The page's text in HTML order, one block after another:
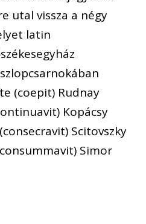
utal vissza a négy
latin
(coepit) Rudnay
Kopácsy
Scitovszky
Simor